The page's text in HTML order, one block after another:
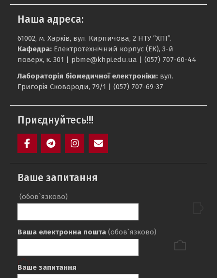
Наша адреса:
61002, м. Харків, вул. Кирпичова, 2 НТУ “ХПІ”.
Кафедра: Електротехнічний корпус (ЕК), 3-й
поверх, к. 301 | pbme@khpi.edu.ua | (057) 707-60-44
Лабораторія біомедичної електроніки: вул.
Григорія Сковороди, 79/1 | (057) 707-69-37
Приєднуйтесь!!!
Ваше запитання
(обов`язково)
Ваша електронна пошта (обов`язково)
Ваше запитання